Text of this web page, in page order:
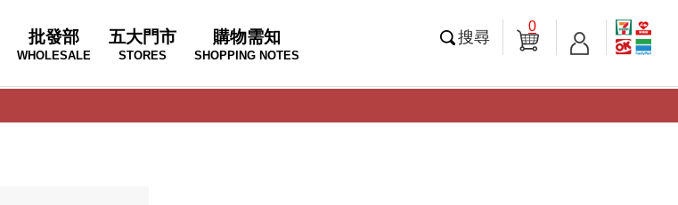
批發部
WHOLESALE
五大門市
STORES
購物需知
SHOPPING NOTES
搜尋
0